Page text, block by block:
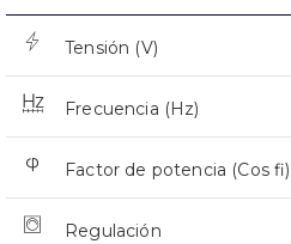
Tensión (V)
Frecuencia (Hz)
Factor de potencia (Cos fi)
Regulación